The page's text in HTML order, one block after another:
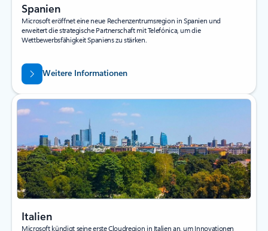
Spanien
Microsoft eröffnet eine neue Rechenzentrumsregion in Spanien und
erweitert die strategische Partnerschaft mit Telefónica, um die
Wettbewerbsfähigkeit Spaniens zu stärken.
Weitere Informationen
Italien
Microsoft kündigt seine erste Cloudregion in Italien an, um Innovationen